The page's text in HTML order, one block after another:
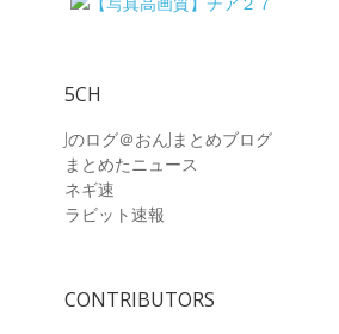
5CH
Jのログ＠おんJまとめブログ
まとめたニュース
ネギ速
ラビット速報
CONTRIBUTORS